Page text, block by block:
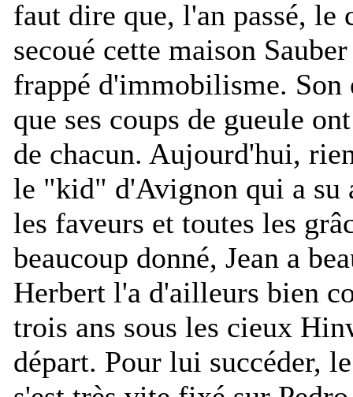
faut dire que, l'an passé, le
secoué cette maison
frappé d'immobilisme. Son
que ses coups de gueule
de chacun. Aujourd'hui,
le "kid" d'Avignon qui a su
les faveurs et toutes les
beaucoup donné, Jean a
Herbert l'a d'ailleurs bien
trois ans sous les cieux
départ. Pour lui succéder,